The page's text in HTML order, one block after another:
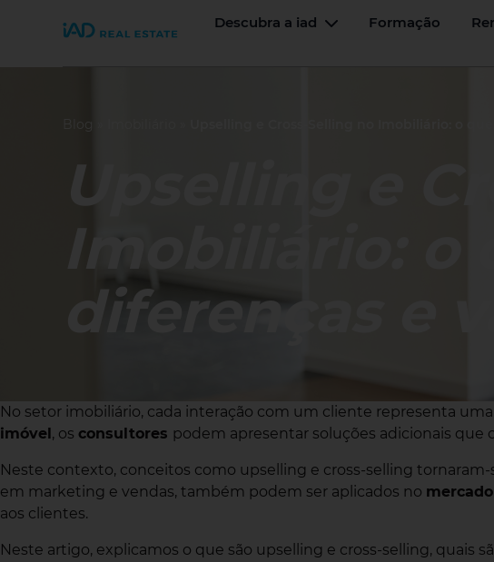
Join iad Portugal Descubra a iad Alternar Menu
Formação
Upselling e
Imobiliário: o
diferenças e
No setor imobiliário, cada interação com um cliente representa
imóvel, os consultores podem apresentar soluções adicionais
Neste contexto, conceitos como upselling e cross-selling
em marketing e vendas, também podem ser aplicados no
aos clientes.
Neste artigo, explicamos o que são upselling e cross-selling, quais